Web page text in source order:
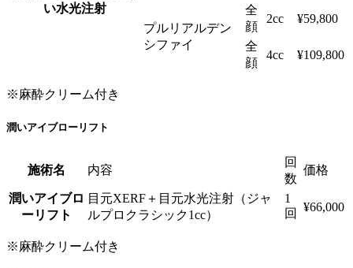
い水光注射
プルリアルデン
シファイ
全
顔
2cc ¥59,800
全
顔
4cc ¥109,800
※麻酔クリーム付き
潤いアイブローリフト
施術名 内容
回
数
価格
潤いアイブロ
ーリフト
目元XERF＋目元水光注射（ジャ
ルプロクラシック1cc）
1
回
¥66,000
※麻酔クリーム付き